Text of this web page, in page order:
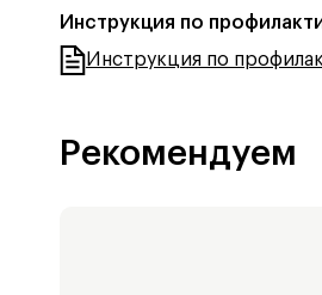
Инструкция по
Инструкция по
Рекомендуем